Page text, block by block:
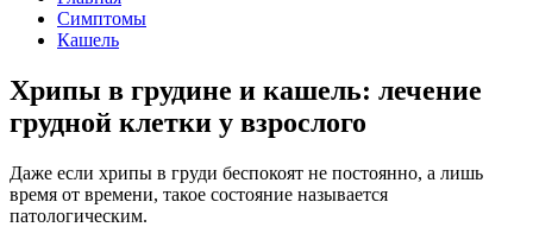
Симптомы
Кашель
Хрипы в грудине и кашель: лечение
грудной клетки у взрослого
Даже если хрипы в груди беспокоят не постоянно, а лишь
время от времени, такое состояние называется
патологическим.